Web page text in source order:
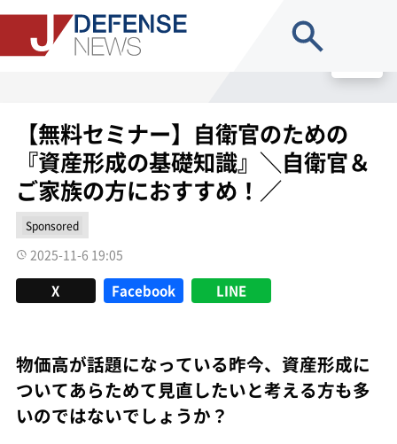
【無料セミナー】自衛官のための
『資産形成の基礎知識』＼自衛官＆
ご家族の方におすすめ！／
Sponsored
2025-11-6 19:05
X Facebook LINE
物価高が話題になっている昨今、資産形成に
ついてあらためて見直したいと考える方も多
いのではないでしょうか？